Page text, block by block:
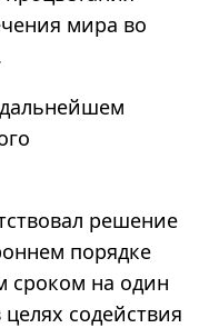
мира во
решение
порядке
сроком на один
содействия